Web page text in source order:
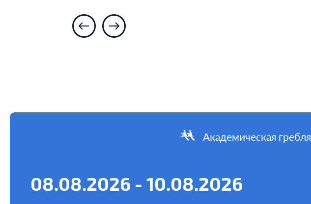
Академическая гребля
08.08.2026 - 10.08.2026